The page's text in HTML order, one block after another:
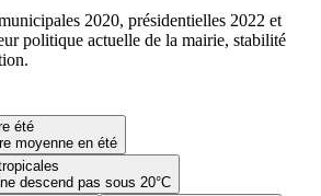
été
moyenne en été
descend pas sous 20°C
2020, présidentielles 2022 et
politique actuelle de la mairie, stabilité